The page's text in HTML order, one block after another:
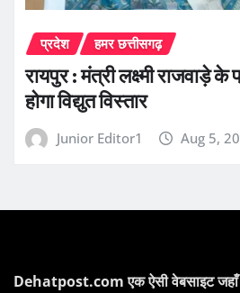
प्रदेश हमर छत्तीसगढ़
रायपुर : मंत्री लक्ष्मी राजवाड़े के
होगा विद्युत विस्तार
Junior Editor1 Aug 5,
Dehatpost.com एक ऐसी वेबसाइट जहाँ